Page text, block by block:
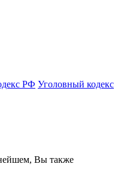
РФ Уголовный кодекс
Вы также